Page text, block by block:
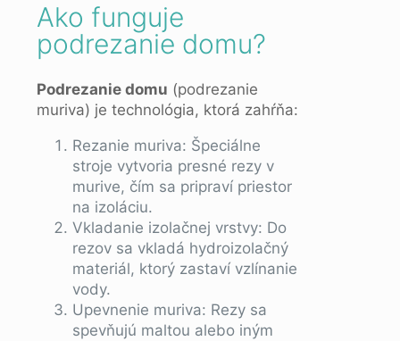
Ako funguje
podrezanie domu?
Podrezanie domu (podrezanie
muriva) je technológia, ktorá zahŕňa:
Rezanie muriva: Špeciálne
stroje vytvoria presné rezy v
murive, čím sa pripraví priestor
na izoláciu.
Vkladanie izolačnej vrstvy: Do
rezov sa vkladá hydroizolačný
materiál, ktorý zastaví vzlínanie
vody.
Upevnenie muriva: Rezy sa
spevňujú maltou alebo iným